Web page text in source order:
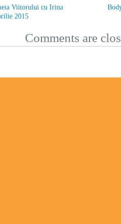
Viitorului cu Irina
2015
Comments are